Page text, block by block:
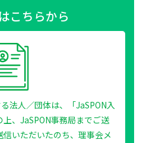
こちらから
法人／団体は、「JaSPON入
、JaSPON事務局までご送
いただいたのち、理事会メ